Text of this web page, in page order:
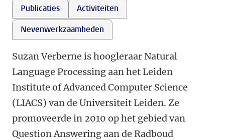
Publicaties
Activiteiten
Nevenwerkzaamheden
Suzan Verberne is hoogleraar Natural
Language Processing aan het Leiden
Institute of Advanced Computer Science
(LIACS) van de Universiteit Leiden. Ze
promoveerde in 2010 op het gebied van
Question Answering aan de Radboud